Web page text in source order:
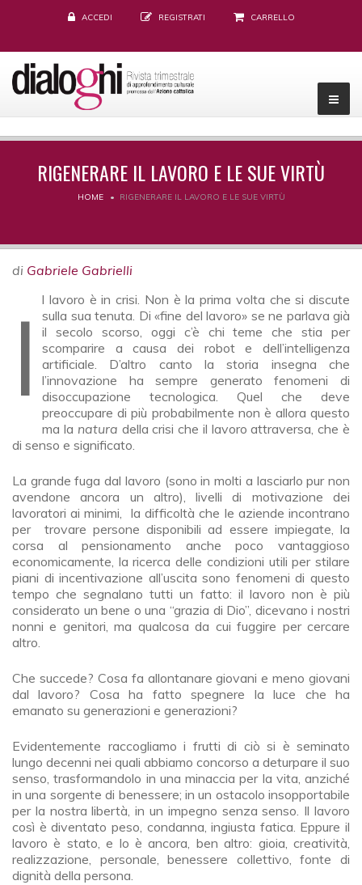
ACCEDI REGISTRATI CARRELLO
RIGENERARE IL LAVORO E LE SUE VIRTÙ
HOME RIGENERARE IL LAVORO E LE SUE VIRTÙ
di Gabriele Gabrielli
Il lavoro è in crisi. Non è la prima volta che si discute
sulla sua tenuta. Di «fine del lavoro» se ne parlava già
il secolo scorso, oggi c’è chi teme che stia per
scomparire a causa dei robot e dell’intelligenza
artificiale. D’altro canto la storia insegna che
l’innovazione ha sempre generato fenomeni di
disoccupazione tecnologica. Quel che deve
preoccupare di più probabilmente non è allora questo
ma la natura della crisi che il lavoro attraversa, che è
di senso e significato.
La grande fuga dal lavoro (sono in molti a lasciarlo pur non
avendone ancora un altro), livelli di motivazione dei
lavoratori ai minimi, la difficoltà che le aziende incontrano
per trovare persone disponibili ad essere impiegate, la
corsa al pensionamento anche poco vantaggioso
economicamente, la ricerca delle condizioni utili per stilare
piani di incentivazione all’uscita sono fenomeni di questo
tempo che segnalano tutti un fatto: il lavoro non è più
considerato un bene o una “grazia di Dio”, dicevano i nostri
nonni e genitori, ma qualcosa da cui fuggire per cercare
altro.
Che succede? Cosa fa allontanare giovani e meno giovani
dal lavoro? Cosa ha fatto spegnere la luce che ha
emanato su generazioni e generazioni?
Evidentemente raccogliamo i frutti di ciò si è seminato
lungo decenni nei quali abbiamo concorso a deturpare il suo
senso, trasformandolo in una minaccia per la vita, anziché
in una sorgente di benessere; in un ostacolo insopportabile
per la nostra libertà, in un impegno senza senso. Il lavoro
così è diventato peso, condanna, ingiusta fatica. Eppure il
lavoro è stato, e lo è ancora, ben altro: gioia, creatività,
realizzazione, personale, benessere collettivo, fonte di
dignità della persona.